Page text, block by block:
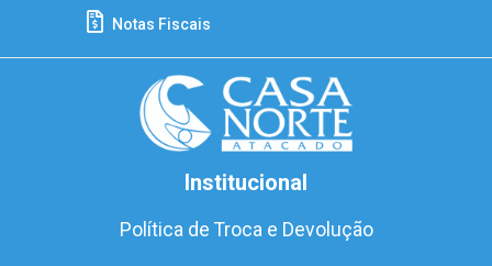
Notas Fiscais
Institucional
Política de Troca e Devolução